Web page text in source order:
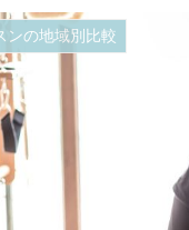
ンの地域別比較